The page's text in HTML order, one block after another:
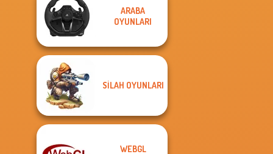
ARABA
OYUNLARI
SILAH OYUNLARI
WEBGL